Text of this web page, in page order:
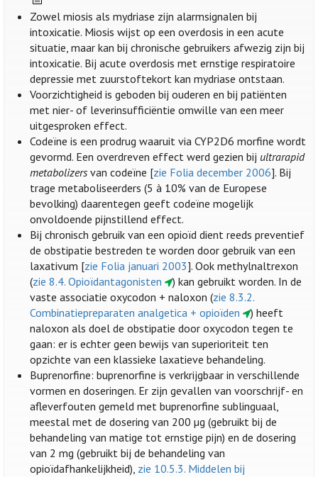
Zowel miosis als mydriase zijn alarmsignalen bij
intoxicatie. Miosis wijst op een overdosis in een acute
situatie, maar kan bij chronische gebruikers afwezig zijn bij
intoxicatie. Bij acute overdosis met ernstige respiratoire
depressie met zuurstoftekort kan mydriase ontstaan.
Voorzichtigheid is geboden bij ouderen en bij patiënten
met nier- of leverinsufficiëntie omwille van een meer
uitgesproken effect.
Codeïne is een prodrug waaruit via CYP2D6 morfine wordt
gevormd. Een overdreven effect werd gezien bij ultrarapid
metabolizers van codeïne [zie Folia december 2006]. Bij
trage metaboliseerders (5 à 10% van de Europese
bevolking) daarentegen geeft codeïne mogelijk
onvoldoende pijnstillend effect.
Bij chronisch gebruik van een opioïd dient reeds preventief
de obstipatie bestreden te worden door gebruik van een
laxativum [zie Folia januari 2003]. Ook methylnaltrexon
(zie 8.4. Opioïdantagonisten
) kan gebruikt worden. In de
vaste associatie oxycodon + naloxon (zie 8.3.2.
Combinatiepreparaten analgetica + opioïden
) heeft
naloxon als doel de obstipatie door oxycodon tegen te
gaan: er is echter geen bewijs van superioriteit ten
opzichte van een klassieke laxatieve behandeling.
Buprenorfine: buprenorfine is verkrijgbaar in verschillende
vormen en doseringen. Er zijn gevallen van voorschrijf- en
afleverfouten gemeld met buprenorfine sublinguaal,
meestal met de dosering van 200 µg (gebruikt bij de
behandeling van matige tot ernstige pijn) en de dosering
van 2 mg (gebruikt bij de behandeling van
opioïdafhankelijkheid), zie 10.5.3. Middelen bij